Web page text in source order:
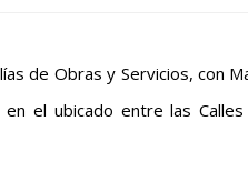
de Obras y Servicios, con
el ubicado entre las